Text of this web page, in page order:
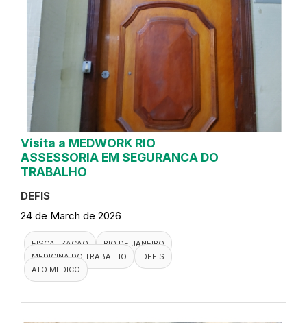
Visita a MEDWORK RIO
ASSESSORIA EM SEGURANCA DO
TRABALHO
DEFIS
24 de March de 2026
FISCALIZACAO
RIO DE JANEIRO
MEDICINA DO TRABALHO
DEFIS
ATO MEDICO